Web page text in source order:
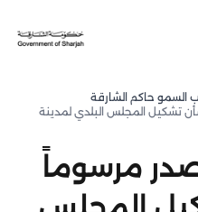
السمو حاكم الشارقة
تشكيل المجلس البلدي لمدينة
مرسوماً